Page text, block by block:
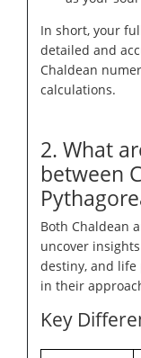
In short, your
detailed and
Chaldean
calculations.
2. What
between
Both Chaldean
uncover
destiny, and
in their
Key